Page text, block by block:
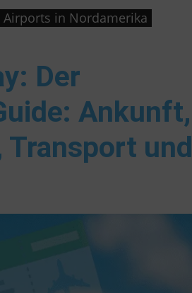
Airports in Nordamerika
: Der
Ankunft,
und